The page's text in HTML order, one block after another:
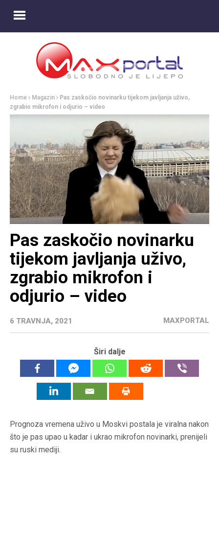
Home Magazin
Pas zaskočio novinarku tijekom javljanja uživo,
zgrabio mikrofon i odjurio – video
Pas zaskočio novinarku
tijekom javljanja uživo,
zgrabio mikrofon i
odjurio – video
6 TRAVNJA, 2021 MAXPORTAL
Širi dalje
Prognoza vremena uživo u Moskvi postala je viralna nakon
što je pas upao u kadar i ukrao mikrofon novinarki, prenijeli
su ruski mediji.